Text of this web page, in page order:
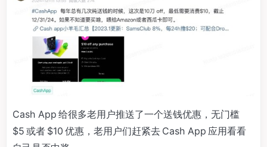
Cash App 给很多老用户推送了一个送钱优惠，无门槛
$5 或者 $10 优惠，老用户们赶紧去 Cash App 应用看看